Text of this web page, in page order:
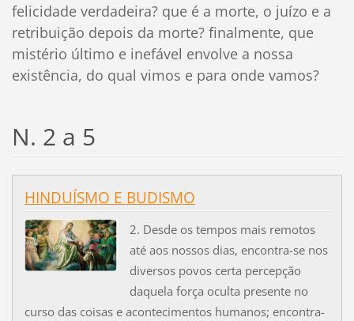
felicidade verdadeira? que é a morte, o juízo e a
retribuição depois da morte? finalmente, que
mistério último e inefável envolve a nossa
existência, do qual vimos e para onde vamos?
N. 2 a 5
HINDUÍSMO E BUDISMO
2. Desde os tempos mais remotos
até aos nossos dias, encontra-se nos
diversos povos certa percepção
daquela força oculta presente no
curso das coisas e acontecimentos humanos; encontra-